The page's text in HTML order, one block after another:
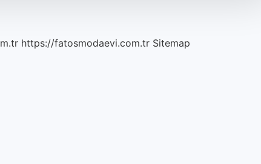
https://fatosmodaevi.com.tr Sitemap